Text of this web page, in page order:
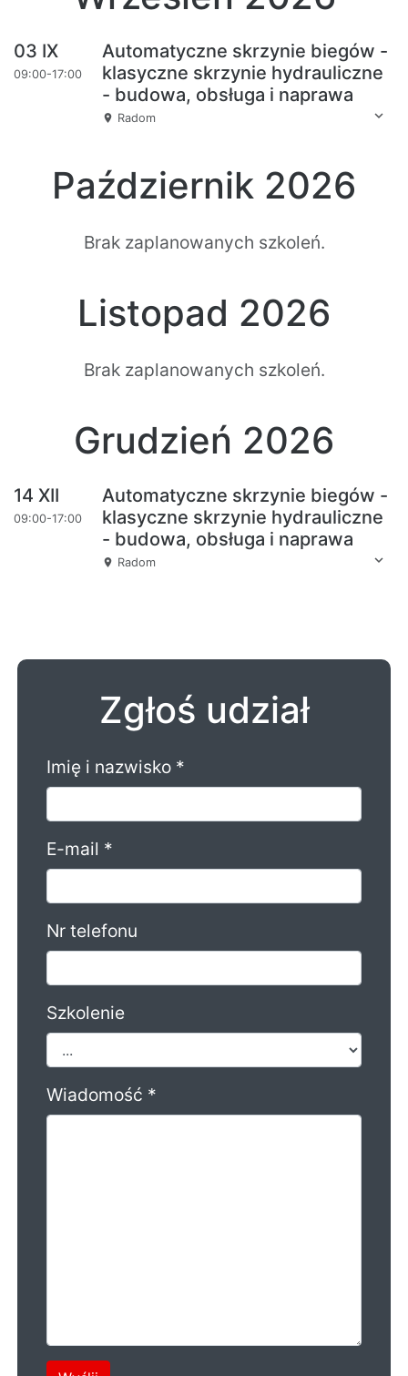
03 IX
09:00-17:00
Automatyczne skrzynie biegów -
klasyczne skrzynie hydrauliczne
- budowa, obsługa i naprawa
place Radom expand_more
Październik 2026
Brak zaplanowanych szkoleń.
Listopad 2026
Brak zaplanowanych szkoleń.
Grudzień 2026
14 XII
09:00-17:00
Automatyczne skrzynie biegów -
klasyczne skrzynie hydrauliczne
- budowa, obsługa i naprawa
place Radom expand_more
Zgłoś udział
Imię i nazwisko *
E-mail *
Nr telefonu
Szkolenie
Wiadomość *